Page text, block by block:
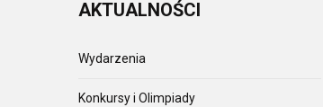
AKTUALNOŚCI
Wydarzenia
Konkursy i Olimpiady